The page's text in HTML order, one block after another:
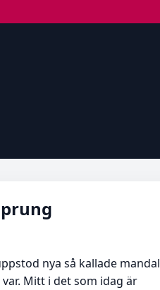
nya så kallade
Mitt i det som idag är